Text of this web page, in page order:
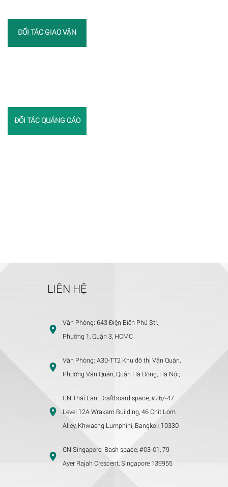
ĐỐI TÁC GIAO VẬN
ĐỐI TÁC QUẢNG CÁO
LIÊN HỆ
Văn Phòng: 643 Điện Biên Phủ Str.,
Phường 1, Quận 3, HCMC
Văn Phòng: A30-TT2 Khu đô thị Văn Quán,
Phường Văn Quán, Quận Hà Đông, Hà Nội;
CN Thái Lan: Draftboard space, #26/-47
Level 12A Wrakarn Building, 46 Chit Lom
Alley, Khwaeng Lumphini, Bangkok 10330
CN Singapore: Bash space, #03-01, 79
Ayer Rajah Crescent, Singapore 139955